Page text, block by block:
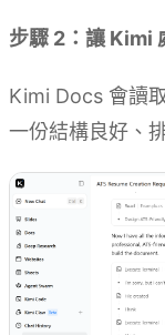
步驟 2：讓 Kimi
Kimi Docs 會讀
一份結構良好、